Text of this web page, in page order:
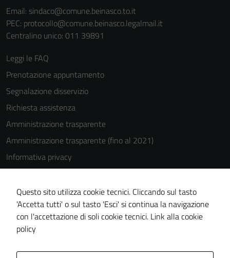
Email: sindaco@comune.beinasco.to.it
PEC: protocollo@comune.beinasco.legalmail.it
Centralino unico: 011 39891
Leggi le FAQ
Prenotazione appuntamento
Segnalazione disservizio
Richiesta assistenza
Amministrazione trasparente
Amministrazione trasparente (fino al 2021)
Informativa privacy
Note legali
Dichiarazione di accessibilità
Piano di miglioramento del sito
Questo sito utilizza cookie tecnici. Cliccando sul tasto
'Accetta tutti' o sul tasto 'Esci' si continua la navigazione
con l'accettazione di soli cookie tecnici. Link alla cookie
policy